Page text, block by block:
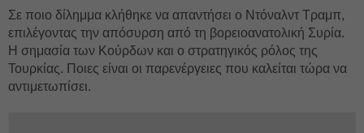
Σε ποιο δίλημμα κλήθηκε να απαντήσει ο Ντόναλντ Τραμπ,
επιλέγοντας την απόσυρση από τη βορειοανατολική Συρία.
Η σημασία των Κούρδων και ο στρατηγικός ρόλος της
Τουρκίας. Ποιες είναι οι παρενέργειες που καλείται τώρα να
αντιμετωπίσει.